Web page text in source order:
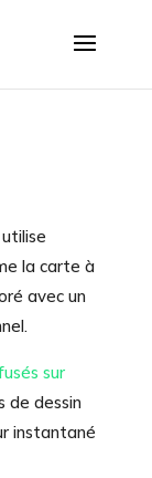
la carte à
avec un
sur
de dessin
instantané